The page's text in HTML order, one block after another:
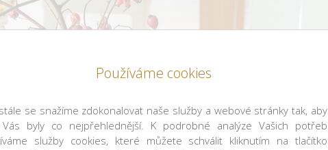
Používáme cookies
se snažíme zdokonalovat naše služby a webové stránky tak, aby
byly co nejpřehlednější. K podrobné analýze Vašich potřeb
služby cookies, které můžete schválit kliknutím na tlačítko